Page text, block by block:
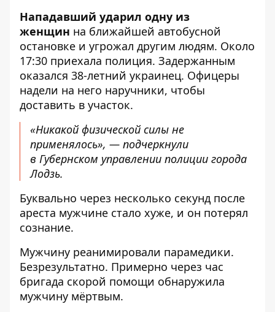
Нападавший ударил одну из
женщин на ближайшей автобусной
остановке и угрожал другим людям. Около
17:30 приехала полиция. Задержанным
оказался 38-летний украинец. Офицеры
надели на него наручники, чтобы
доставить в участок.
«Никакой физической силы не
применялось», — подчеркнули
в Губернском управлении полиции города
Лодзь.
Буквально через несколько секунд после
ареста мужчине стало хуже, и он потерял
сознание.
Мужчину реанимировали парамедики.
Безрезультатно. Примерно через час
бригада скорой помощи обнаружила
мужчину мёртвым.